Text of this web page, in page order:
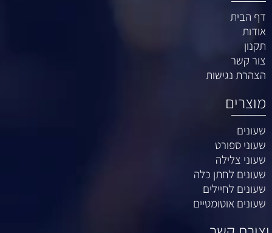
דף הבית
אודות
תקנון
צור קשר
הצהרת נגישות
מוצרים
שעונים
שעוני ספורט
שעוני צלילה
שעונים לחתן כלה
שעונים לחיילים
שעונים אוטומטיים